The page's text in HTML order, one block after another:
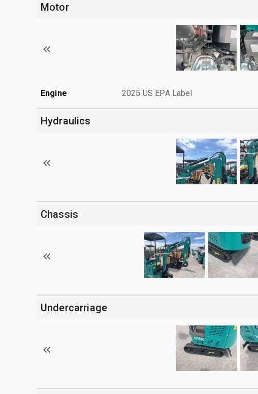
Motor
Engine 2025 US EPA Label
Hydraulics
Chassis
Undercarriage